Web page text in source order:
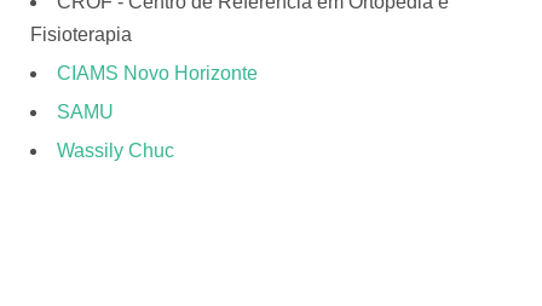
Fisioterapia
CIAMS Novo Horizonte
SAMU
Wassily Chuc